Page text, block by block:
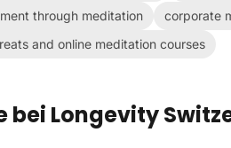
through meditation
corporate
and online meditation courses
bei Longevity